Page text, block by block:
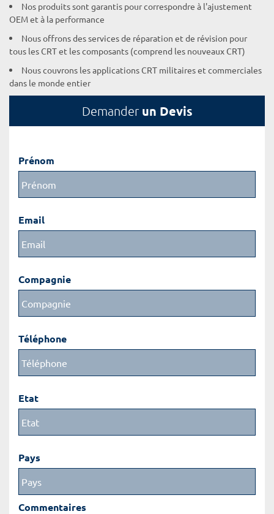
Nos produits sont garantis pour correspondre à l'ajustement
OEM et à la performance
Nous offrons des services de réparation et de révision pour
tous les CRT et les composants (comprend les nouveaux CRT)
Nous couvrons les applications CRT militaires et commerciales
dans le monde entier
Demander un Devis
Prénom
Email
Compagnie
Téléphone
Etat
Pays
Commentaires